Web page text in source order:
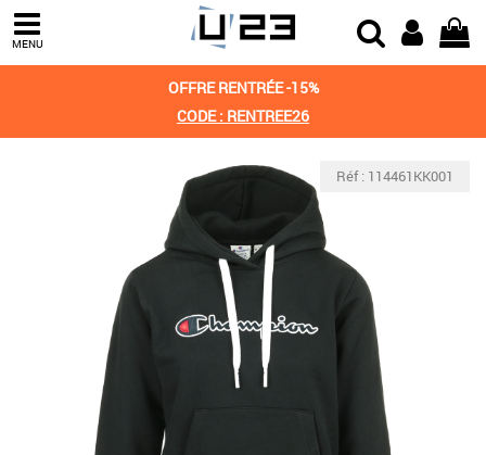
MENU
OFFRE RENTRÉE -15%
CODE : RENTREE26
Réf : 114461KK001